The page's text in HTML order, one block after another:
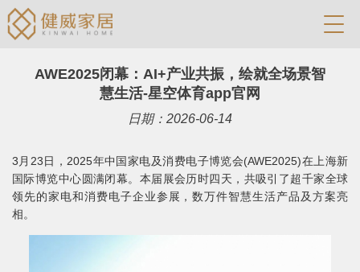
AWE2025闭幕：AI+产业共振，绘就全场景智
慧生活-星空体育app官网
日期：2026-06-14
3月23日，2025年中国家电及消费电子博览会(AWE2025)在上海新
国际博览中心圆满闭幕。本届展会历时四天，共吸引了超千家全球
领先的家电和消费电子企业参展，数万件智慧生活产品及方案亮
相。